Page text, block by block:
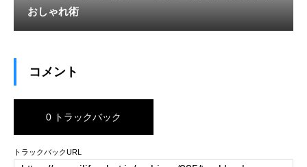
おしゃれ術
コメント
0 トラックバック
トラックバックURL